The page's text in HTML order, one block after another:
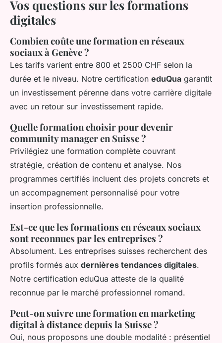
Vos questions sur les formations
digitales
Combien coûte une formation en réseaux
sociaux à Genève ?
Les tarifs varient entre 800 et 2500 CHF selon la
durée et le niveau. Notre certification eduQua garantit
un investissement pérenne dans votre carrière digitale
avec un retour sur investissement rapide.
Quelle formation choisir pour devenir
community manager en Suisse ?
Privilégiez une formation complète couvrant
stratégie, création de contenu et analyse. Nos
programmes certifiés incluent des projets concrets et
un accompagnement personnalisé pour votre
insertion professionnelle.
Est-ce que les formations en réseaux sociaux
sont reconnues par les entreprises ?
Absolument. Les entreprises suisses recherchent des
profils formés aux dernières tendances digitales.
Notre certification eduQua atteste de la qualité
reconnue par le marché professionnel romand.
Peut-on suivre une formation en marketing
digital à distance depuis la Suisse ?
Oui, nous proposons une double modalité : présentiel